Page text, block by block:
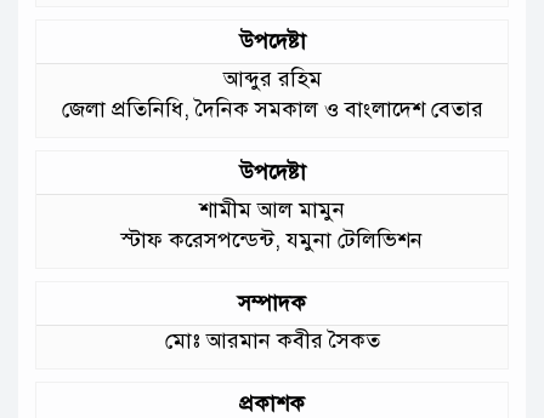
আমাদের চার পাশে ব্যাঙের ছাতার মতো
গড়ে উঠছে মাদ্রাসা ও কিন্ডার গার্ডেন
:মুক্তিযুদ্ধ বিষয়কমন্ত্রী
উপদেষ্টা
আব্দুর রহিম
জেলা প্রতিনিধি, দৈনিক সমকাল ও বাংলাদেশ বেতার
উপদেষ্টা
শামীম আল মামুন
স্টাফ করেসপন্ডেন্ট, যমুনা টেলিভিশন
সম্পাদক
মোঃ আরমান কবীর সৈকত
প্রকাশক